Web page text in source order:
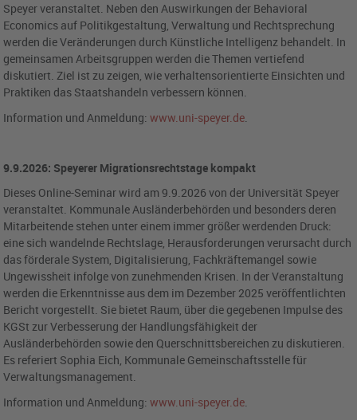
Speyer veranstaltet. Neben den Auswirkungen der Behavioral
Economics auf Politikgestaltung, Verwaltung und Rechtsprechung
werden die Veränderungen durch Künstliche Intelligenz behandelt. In
gemeinsamen Arbeitsgruppen werden die Themen vertiefend
diskutiert. Ziel ist zu zeigen, wie verhaltensorientierte Einsichten und
Praktiken das Staatshandeln verbessern können.
Information und Anmeldung:www.uni-speyer.de
9.9.2026: Speyerer Migrationsrechtstage kompakt
Dieses Online-Seminar wird am 9.9.2026 von der Universität Speyer
veranstaltet. Kommunale Ausländerbehörden und besonders deren
Mitarbeitende stehen unter einem immer größer werdenden Druck:
eine sich wandelnde Rechtslage, Herausforderungen verursacht durch
das förderale System, Digitalisierung, Fachkräftemangel sowie
Ungewissheit infolge von zunehmenden Krisen. In der Veranstaltung
werden die Erkenntnisse aus dem im Dezember 2025 veröffentlichten
Bericht vorgestellt. Sie bietet Raum, über die gegebenen Impulse des
KGSt zur Verbesserung der Handlungsfähigkeit der
Ausländerbehörden sowie den Querschnittsbereichen zu diskutieren.
Es referiert Sophia Eich, Kommunale Gemeinschaftsstelle für
Verwaltungsmanagement.
Information und Anmeldung:www.uni-speyer.de